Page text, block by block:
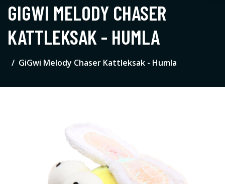
GIGWI MELODY CHASER
KATTLEKSAK - HUMLA
GiGwi Melody Chaser Kattleksak - Humla